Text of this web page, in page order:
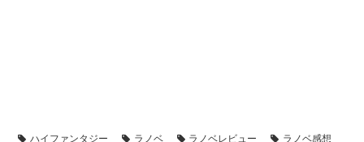
ハイファンタジー ラノベ ラノベレビュー
ラノベ感想